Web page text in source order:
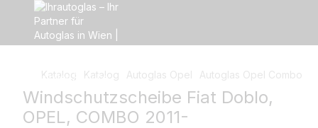
Katalog Katalog Autoglas Opel Autoglas Opel Combo
Windschutzscheibe Fiat Doblo,
OPEL, COMBO 2011-